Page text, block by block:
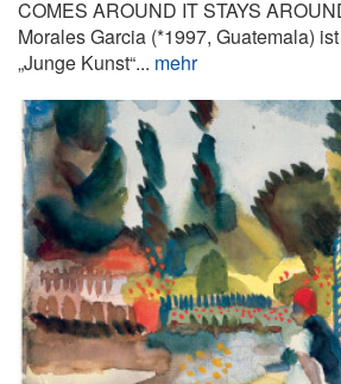
COMES AROUND IT STAYS
Morales Garcia (*1997, Guatemala)
„Junge Kunst“... mehr